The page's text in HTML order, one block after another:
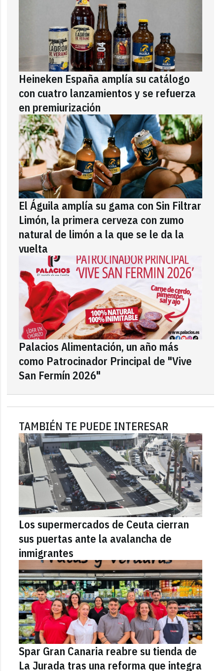
Heineken España amplía su catálogo
con cuatro lanzamientos y se refuerza
en premiurización
El Águila amplía su gama con Sin Filtrar
Limón, la primera cerveza con zumo
natural de limón a la que se le da la
vuelta
Palacios Alimentación, un año más
como Patrocinador Principal de "Vive
San Fermín 2026"
TAMBIÉN TE PUEDE INTERESAR
Los supermercados de Ceuta cierran
sus puertas ante la avalancha de
inmigrantes
Spar Gran Canaria reabre su tienda de
La Jurada tras una reforma que integra